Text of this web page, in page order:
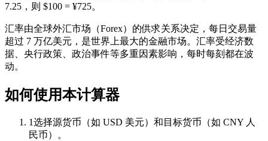
7.25，则 $100 = ¥725。
汇率由全球外汇市场（Forex）的供求关系决定，每日交易量
超过 7 万亿美元，是世界上最大的金融市场。汇率受经济数
据、央行政策、政治事件等多重因素影响，每时每刻都在波
动。
如何使用本计算器
1选择源货币（如 USD 美元）和目标货币（如 CNY 人
民币）。